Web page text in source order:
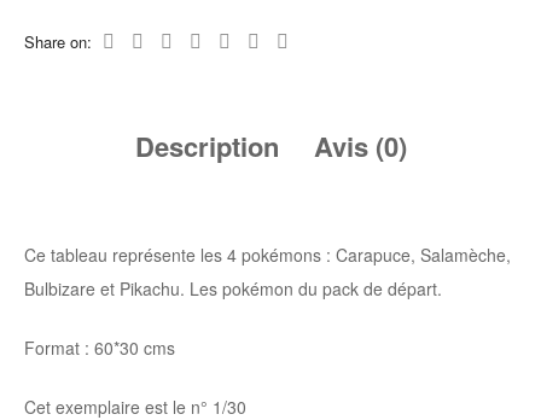
Share on:
Description Avis (0)
Ce tableau représente les 4 pokémons : Carapuce, Salamèche,
Bulbizare et Pikachu. Les pokémon du pack de départ.
Format : 60*30 cms
Cet exemplaire est le n° 1/30